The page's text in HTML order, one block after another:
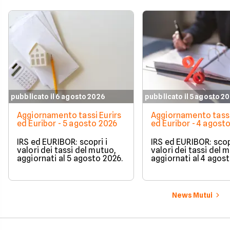
pubblicato il 6 agosto 2026
Aggiornamento tassi Eurirs
ed Euribor - 5 agosto 2026
IRS ed EURIBOR: scopri i
valori dei tassi del mutuo,
aggiornati al 5 agosto 2026.
pubblicato il 5 agosto
Aggiornamento
ed Euribor - 4
IRS ed EURIBOR:
valori dei tassi del
aggiornati al 4
News Mutui